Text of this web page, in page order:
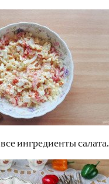
ингредиенты салата.